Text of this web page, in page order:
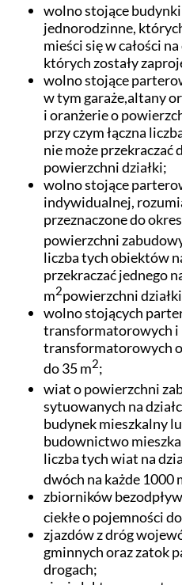
wolno stojące
jednorodzinne,
mieści się w całości
których zostały
wolno stojące
w tym garaże,altany
i oranżerie o
przy czym łączna
nie może przekraczać
powierzchni działki;
wolno stojące
indywidualnej,
przeznaczone do
powierzchni
liczba tych obiektów
przekraczać jednego
m2powierzchni
wolno stojących
transformatorowych i
transformatorowych
do 35 m2;
wiat o powierzchni
sytuowanych na
budynek mieszkalny
budownictwo
liczba tych wiat na
dwóch na każde 1000
zbiorników
ciekłe o pojemności
zjazdów z dróg
gminnych oraz zatok
drogach;